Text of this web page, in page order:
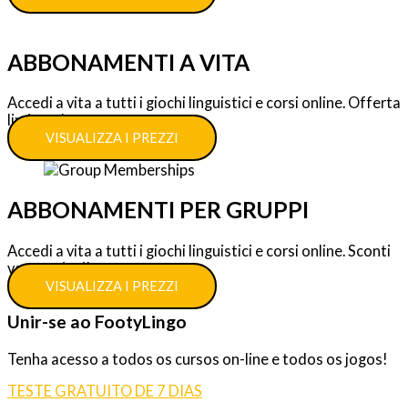
ABBONAMENTI A VITA
Accedi a vita a tutti i giochi linguistici e corsi online. Offerta
limitata!
VISUALIZZA I PREZZI
ABBONAMENTI PER GRUPPI
Accedi a vita a tutti i giochi linguistici e corsi online. Sconti
vantaggiosi!
VISUALIZZA I PREZZI
Unir-se ao FootyLingo
Tenha acesso a todos os cursos on-line e todos os jogos!
TESTE GRATUITO DE 7 DIAS